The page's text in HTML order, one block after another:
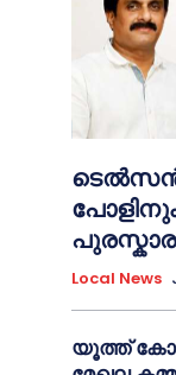
ടെൽസൻ
Local News
യൂത്ത്